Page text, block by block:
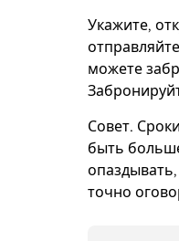
Укажите,
можете
Совет.
быть
точно